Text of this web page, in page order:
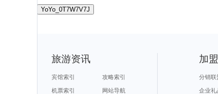
YoYo_0T7W7V7J
旅游资讯
宾馆索引
攻略索引
机票索引
网站导航
加
分销联
企业礼